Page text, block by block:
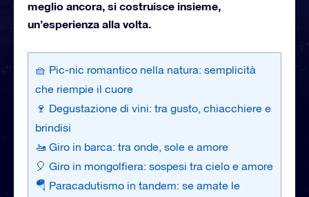
meglio ancora, si costruisce insieme,
un’esperienza alla volta.
🧺 Pic-nic romantico nella natura: semplicità
che riempie il cuore
🍷 Degustazione di vini: tra gusto, chiacchiere e
brindisi
🚤 Giro in barca: tra onde, sole e amore
🎈 Giro in mongolfiera: sospesi tra cielo e amore
🪂 Paracadutismo in tandem: se amate le